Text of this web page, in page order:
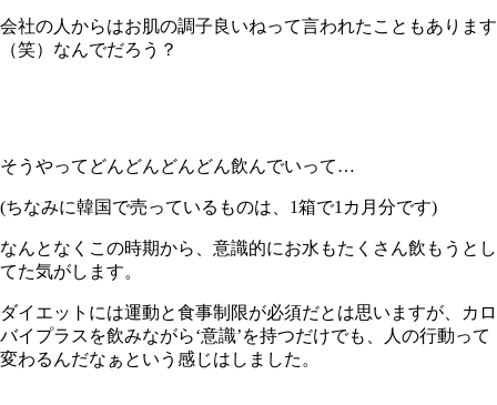
会社の人からはお肌の調子良いねって言われたこともあります
（笑）なんでだろう？
そうやってどんどんどんどん飲んでいって…
(ちなみに韓国で売っているものは、 1箱で1 カ月分です)
なんとなくこの時期から、意識的にお水もたくさん飲もうとし
てた気がします。
ダイエットには運動と食事制限が必須だとは思いますが、カロ
バイプラスを飲みながら‘意識’を持つだけでも、人の行動って
変わるんだなぁという感じはしました。